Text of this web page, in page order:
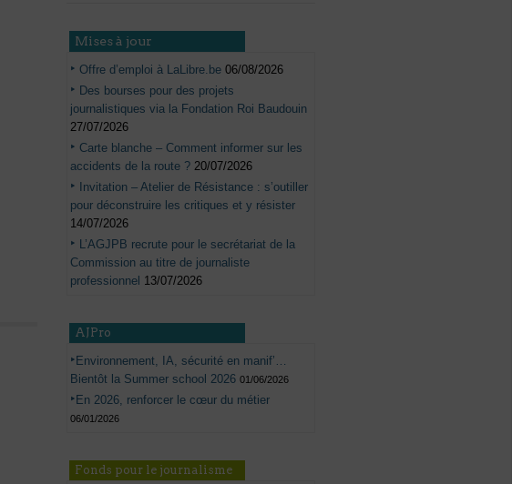
Mises à jour
Offre d’emploi à LaLibre.be 06/08/2026
Des bourses pour des projets
journalistiques via la Fondation Roi Baudouin
27/07/2026
Carte blanche – Comment informer sur les
accidents de la route ? 20/07/2026
Invitation – Atelier de Résistance : s’outiller
pour déconstruire les critiques et y résister
14/07/2026
L’AGJPB recrute pour le secrétariat de la
Commission au titre de journaliste
professionnel 13/07/2026
AJPro
Environnement, IA, sécurité en manif’…
Bientôt la Summer school 2026 01/06/2026
En 2026, renforcer le cœur du métier
06/01/2026
Fonds pour le journalisme